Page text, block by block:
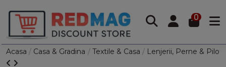
0
Acasa Casa & Gradina Textile & Casa Lenjerii, Perne &